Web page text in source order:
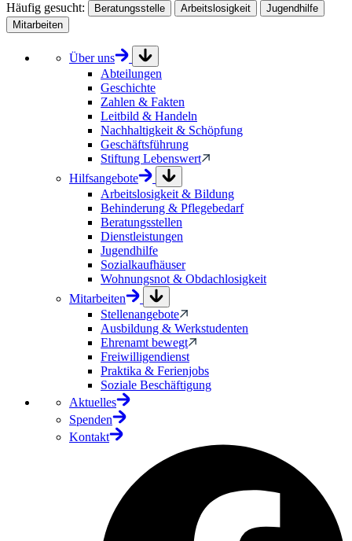
Häufig gesucht: Beratungsstelle Arbeitslosigkeit
Jugendhilfe
Mitarbeiten
Über uns
Abteilungen
Geschichte
Zahlen & Fakten
Leitbild & Handeln
Nachhaltigkeit & Schöpfung
Geschäftsführung
Stiftung Lebenswert
Hilfsangebote
Arbeitslosigkeit & Bildung
Behinderung & Pflegebedarf
Beratungsstellen
Dienstleistungen
Jugendhilfe
Sozialkaufhäuser
Wohnungsnot & Obdachlosigkeit
Mitarbeiten
Stellenangebote
Ausbildung & Werkstudenten
Ehrenamt bewegt
Freiwilligendienst
Praktika & Ferienjobs
Soziale Beschäftigung
Aktuelles
Spenden
Kontakt